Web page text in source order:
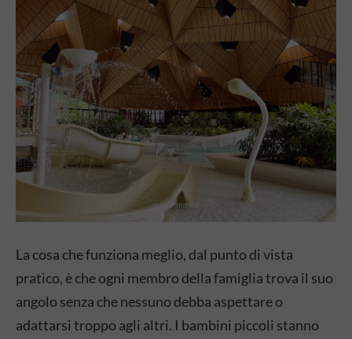
La cosa che funziona meglio, dal punto di vista
pratico, è che ogni membro della famiglia trova il suo
angolo senza che nessuno debba aspettare o
adattarsi troppo agli altri. I bambini piccoli stanno